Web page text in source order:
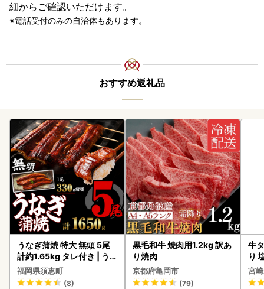
細からご確認いただけます。
電話受付のみの自治体もあります。
おすすめ返礼品
うなぎ蒲焼 特大 無頭 5尾
計約1.65kg タレ付き | う
なぎ蒲焼
福岡県須恵町
(8)
黒毛和牛 焼肉用1.2kg 訳あ
り焼肉
京都府亀岡市
(79)
牛
り
宮